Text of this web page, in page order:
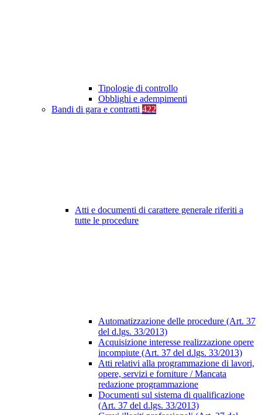
Tipologie di controllo
Obblighi e adempimenti
Bandi di gara e contratti 422
Atti e documenti di carattere generale riferiti a
tutte le procedure
Automatizzazione delle procedure (Art. 37
del d.lgs. 33/2013)
Acquisizione interesse realizzazione opere
incompiute (Art. 37 del d.lgs. 33/2013)
Atti relativi alla programmazione di lavori,
opere, servizi e forniture / Mancata
redazione programmazione
Documenti sul sistema di qualificazione
(Art. 37 del d.lgs. 33/2013)